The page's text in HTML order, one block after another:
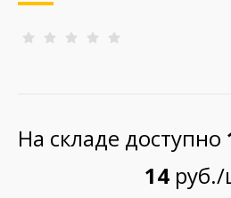
На складе доступно
14